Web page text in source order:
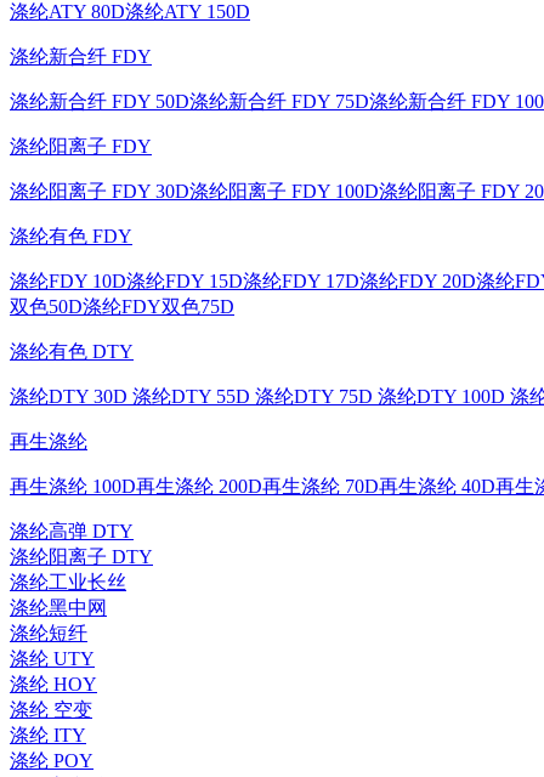
涤纶ATY 80D涤纶ATY 150D
涤纶新合纤 FDY
涤纶新合纤 FDY 50D涤纶新合纤 FDY 75D涤纶新合纤 FDY
涤纶阳离子 FDY
涤纶阳离子 FDY 30D涤纶阳离子 FDY 100D涤纶阳离子 FDY
涤纶有色 FDY
涤纶FDY 10D涤纶FDY 15D涤纶FDY 17D涤纶FDY 20D涤纶
双色50D涤纶FDY双色75D
涤纶有色 DTY
涤纶DTY 30D 涤纶DTY 55D 涤纶DTY 75D 涤纶DTY 100D 涤
再生涤纶
再生涤纶 100D再生涤纶 200D再生涤纶 70D再生涤纶 40D再生
涤纶高弹 DTY
涤纶阳离子 DTY
涤纶工业长丝
涤纶黑中网
涤纶短纤
涤纶 UTY
涤纶 HOY
涤纶 空变
涤纶 ITY
涤纶 POY